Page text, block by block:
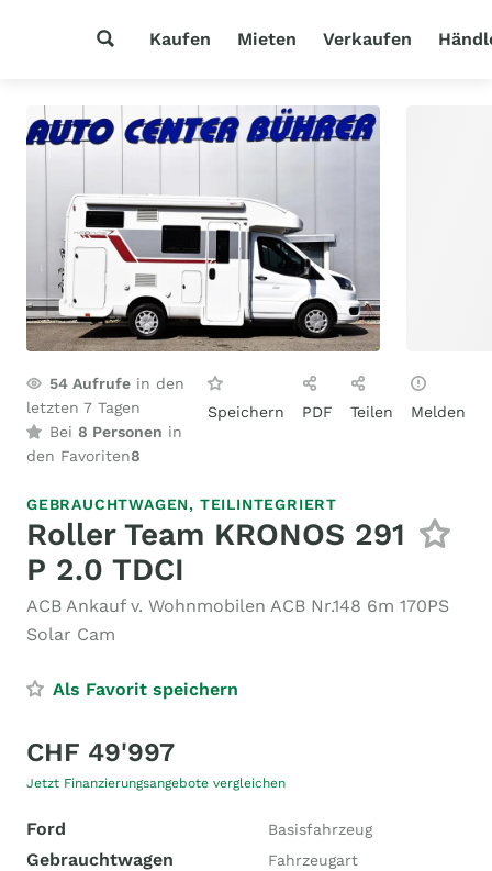
Kaufen Mieten Verkaufen
54 Aufrufe in den
letzten 7 Tagen
Bei 8 Personen in
den Favoriten8
Speichern PDF Teilen Melden
GEBRAUCHTWAGEN, TEILINTEGRIERT
Roller Team KRONOS 291
P 2.0 TDCI
ACB Ankauf v. Wohnmobilen ACB Nr.148 6m 170PS
Solar Cam
Als Favorit speichern
CHF 49'997
Jetzt Finanzierungsangebote vergleichen
Ford Basisfahrzeug
Gebrauchtwagen Fahrzeugart